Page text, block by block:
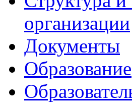
организации
Документы
Образование